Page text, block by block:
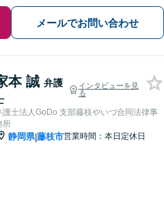
メールでお問い合わせ
本 誠 弁護
インタビューを見
る
護士法人GoDo 支部藤枝やいづ合同法律事
所
静岡県|藤枝市営業時間：本日定休日